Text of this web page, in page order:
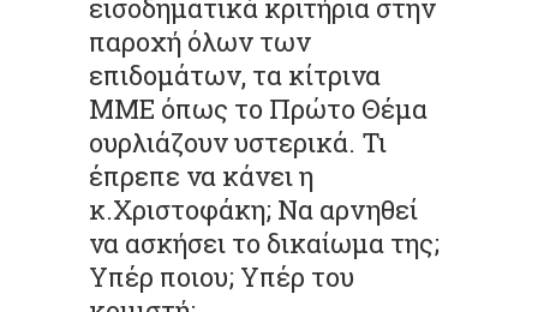
εισοδηματικά κριτήρια στην
παροχή όλων των
επιδομάτων, τα κίτρινα
ΜΜΕ όπως το Πρώτο Θέμα
ουρλιάζουν υστερικά. Τι
έπρεπε να κάνει η
κ.Χριστοφάκη; Να αρνηθεί
να ασκήσει το δικαίωμα της;
Υπέρ ποιου; Υπέρ του